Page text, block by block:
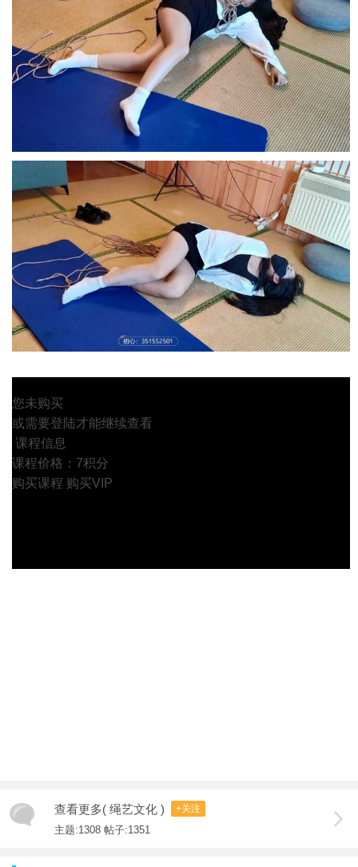
您未购买
或需要登陆才能继续查看
课程信息
课程价格：7积分
购买课程 购买VIP
查看更多( 绳艺文化 ) +关注
主题:1308 帖子:1351